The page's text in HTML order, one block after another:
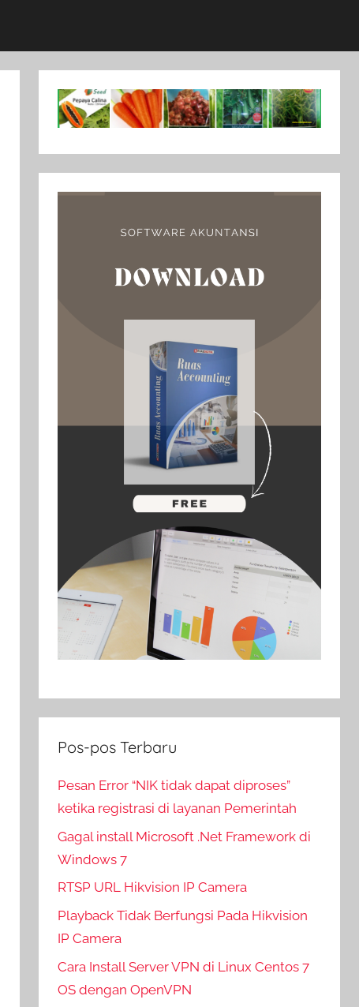
Pos-pos Terbaru
Pesan Error “NIK tidak dapat diproses”
ketika registrasi di layanan Pemerintah
Gagal install Microsoft .Net Framework di
Windows 7
RTSP URL Hikvision IP Camera
Playback Tidak Berfungsi Pada Hikvision
IP Camera
Cara Install Server VPN di Linux Centos 7
OS dengan OpenVPN